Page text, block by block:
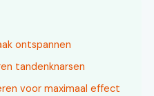
ontspannen
tandenknarsen
voor maximaal effect